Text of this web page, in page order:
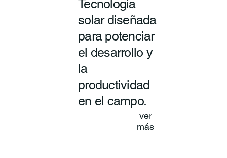
Tecnología
solar diseñada
para potenciar
el desarrollo y
la
productividad
en el campo.
ver
más